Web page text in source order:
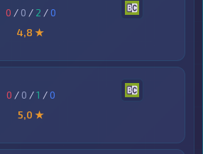
0 / 0 / 2 /0
4,8 ★
0 / 0 /1 /0
5,0 ★